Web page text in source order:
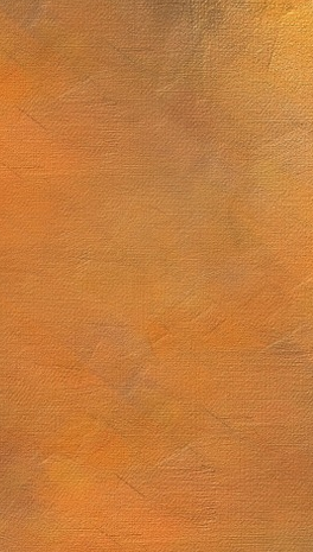
20 de junio de 2025 Sol. 13